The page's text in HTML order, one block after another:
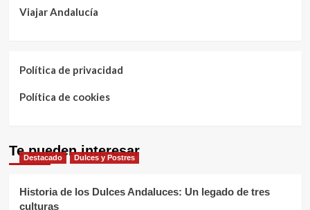
Viajar Andalucía
Política de privacidad
Política de cookies
Te pueden interesar
Destacado Dulces y Postres
Historia de los Dulces Andaluces: Un legado de tres
culturas